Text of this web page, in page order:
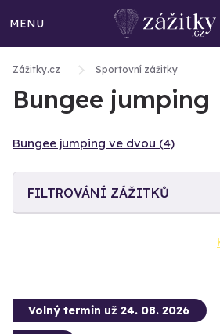
MENU
Zážitky.cz Sportovní zážitky
Bungee jumping
Bungee jumping ve dvou (4)
FILTROVÁNÍ ZÁŽITKŮ
Volný termín už 24. 08. 2026